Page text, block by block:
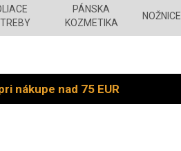
PÁNSKA
KOZMETIKA
NOŽNICE
nákupe nad 75 EUR